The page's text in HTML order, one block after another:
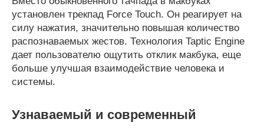
установлен трекпад Force Touch. Он реагирует на
силу нажатия, значительно повышая количество
распознаваемых жестов. Технология Taptic Engine
дает пользователю ощутить отклик макбука, еще
больше улучшая взаимодействие человека и
системы.
Узнаваемый и современный